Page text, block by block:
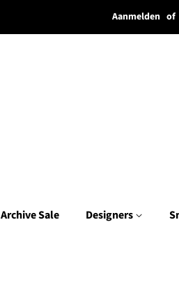
Aanmelden of
Archive Sale Designers